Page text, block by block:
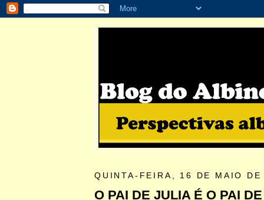
QUINTA-FEIRA, 16 DE MAIO
O PAI DE JULIA É O PAI